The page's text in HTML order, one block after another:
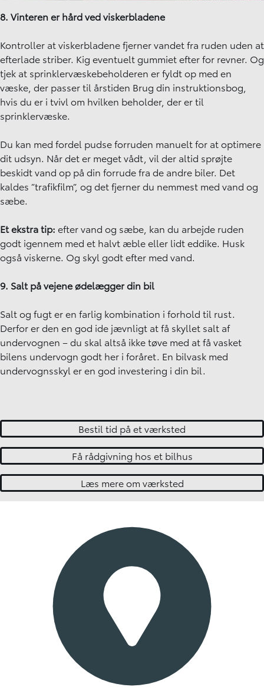
8. Vinteren er hård ved viskerbladene
Kontroller at viskerbladene fjerner vandet fra ruden uden at
efterlade striber. Kig eventuelt gummiet efter for revner. Og
tjek at sprinklervæskebeholderen er fyldt op med en
væske, der passer til årstiden Brug din instruktionsbog,
hvis du er i tvivl om hvilken beholder, der er til
sprinklervæske.
Du kan med fordel pudse forruden manuelt for at optimere
dit udsyn. Når det er meget vådt, vil der altid sprøjte
beskidt vand op på din forrude fra de andre biler. Det
kaldes ”trafikfilm”, og det fjerner du nemmest med vand og
sæbe.
Et ekstra tip: efter vand og sæbe, kan du arbejde ruden
godt igennem med et halvt æble eller lidt eddike. Husk
også viskerne. Og skyl godt efter med vand.
9. Salt på vejene ødelægger din bil
Salt og fugt er en farlig kombination i forhold til rust.
Derfor er den en god ide jævnligt at få skyllet salt af
undervognen – du skal altså ikke tøve med at få vasket
bilens undervogn godt her i foråret. En bilvask med
undervognsskyl er en god investering i din bil.
Bestil tid på et værksted
Få rådgivning hos et bilhus
Læs mere om værksted